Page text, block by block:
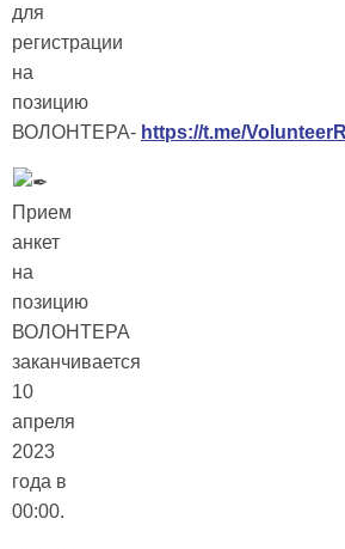
для
регистрации
на
позицию
ВОЛОНТЕРА- https://t.me/
Прием
анкет
на
позицию
ВОЛОНТЕРА
заканчивается
10
апреля
2023
года в
00:00.